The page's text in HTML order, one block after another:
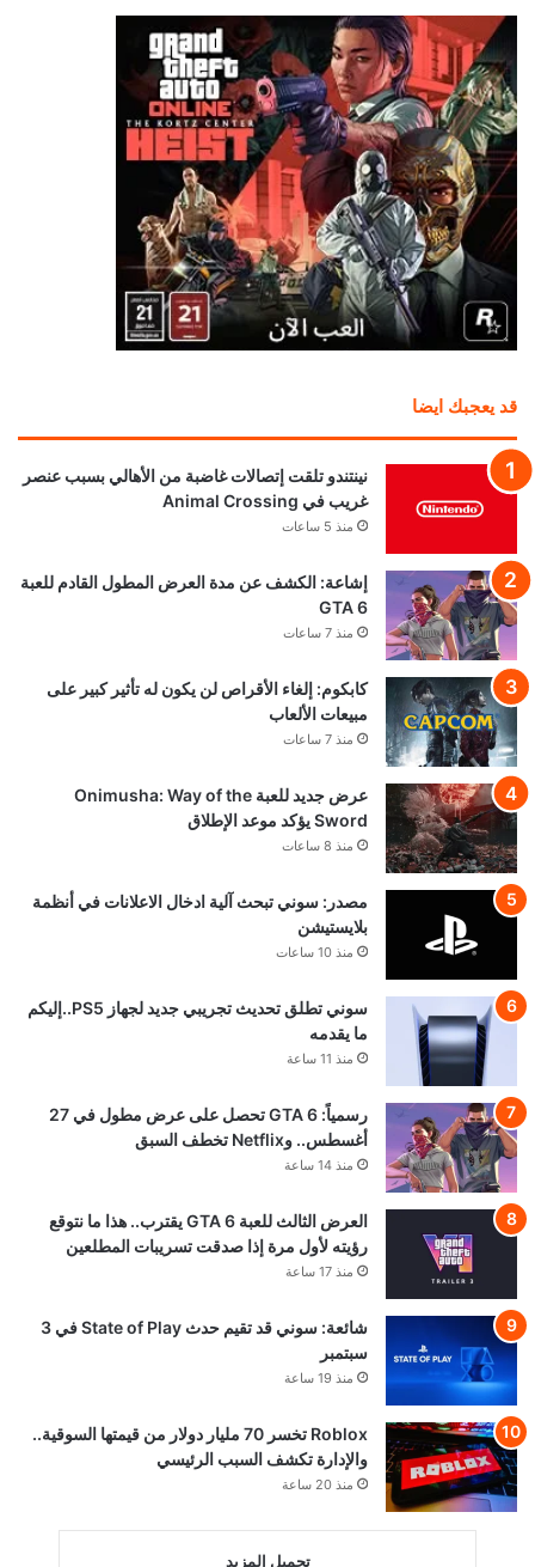
قد يعجبك ايضا
نينتندو تلقت إتصالات غاضبة من الأهالي بسبب عنصر
غريب في Animal Crossing
منذ 5 ساعات
إشاعة: الكشف عن مدة العرض المطول القادم للعبة
GTA 6
منذ 7 ساعات
كابكوم: إلغاء الأقراص لن يكون له تأثير كبير على
مبيعات الألعاب
منذ 7 ساعات
عرض جديد للعبة Onimusha: Way of the
Sword يؤكد موعد الإطلاق
منذ 8 ساعات
مصدر: سوني تبحث آلية ادخال الاعلانات في أنظمة
بلايستيشن
منذ 10 ساعات
سوني تطلق تحديث تجريبي جديد لجهاز PS5..إليكم
ما يقدمه
منذ 11 ساعة
رسمياً: GTA 6 تحصل على عرض مطول في 27
أغسطس.. وNetflix تخطف السبق
منذ 14 ساعة
العرض الثالث للعبة GTA 6 يقترب.. هذا ما نتوقع
رؤيته لأول مرة إذا صدقت تسريبات المطلعين
منذ 17 ساعة
شائعة: سوني قد تقيم حدث State of Play في 3
سبتمبر
منذ 19 ساعة
Roblox تخسر 70 مليار دولار من قيمتها السوقية..
والإدارة تكشف السبب الرئيسي
منذ 20 ساعة
تحميل المزيد